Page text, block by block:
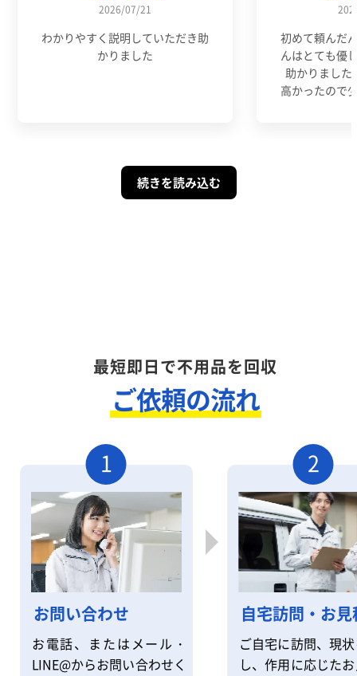
2026/07/21
わかりやすく説明していただき助
かりました
初めて頼んだ
んはとても優
助かりました
高かったので
続きを読み込む
最短即日で不用品を回収
ご依頼の流れ
1
お問い合わせ
お電話、またはメール・
LINE@からお問い合わせく
2
自宅訪問・お
ご自宅に訪問、現
し、作用に応じた